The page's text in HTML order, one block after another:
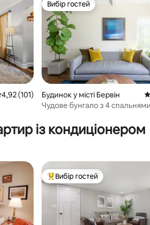
оцінка: 4,92 з 5, відгуки: 101
4,92 (101)
Вибір гостей
Вибір гостей
Будинок у місті Бервін
Чудове бунгало з 4
із кондиціонером
Топ вибір гостей
Вибір гостей